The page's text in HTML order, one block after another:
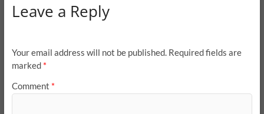
Leave a Reply
Your email address will not be published. Required fields are
marked *
Comment *